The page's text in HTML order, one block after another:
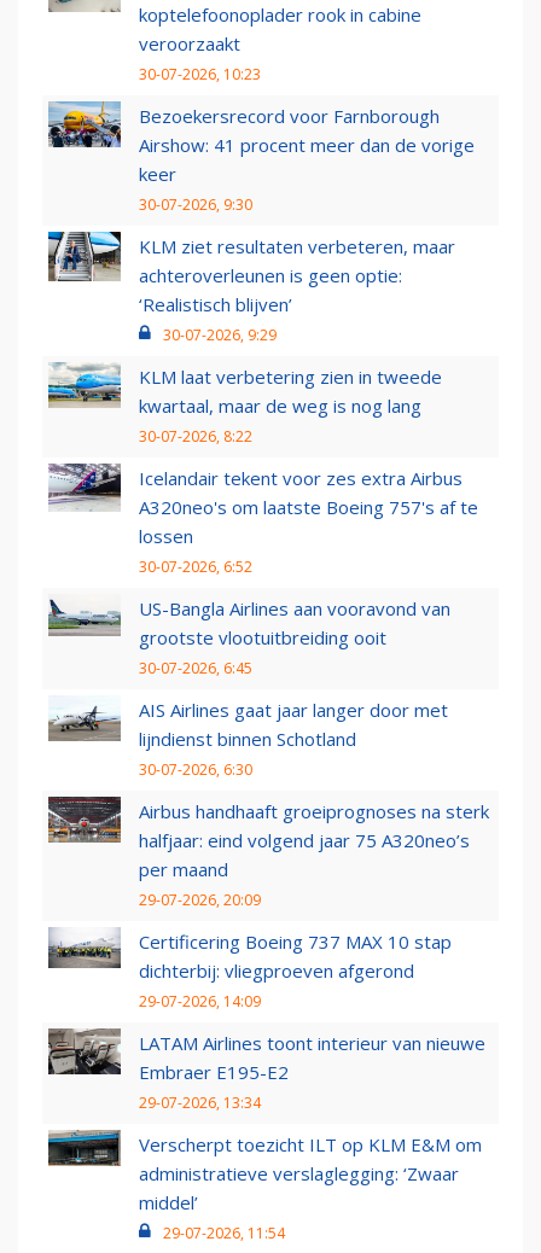
koptelefoonoplader rook in cabine
veroorzaakt
30-07-2026, 10:23
Bezoekersrecord voor Farnborough
Airshow: 41 procent meer dan de vorige
keer
30-07-2026, 9:30
KLM ziet resultaten verbeteren, maar
achteroverleunen is geen optie:
‘Realistisch blijven’
30-07-2026, 9:29
KLM laat verbetering zien in tweede
kwartaal, maar de weg is nog lang
30-07-2026, 8:22
Icelandair tekent voor zes extra Airbus
A320neo's om laatste Boeing 757's af te
lossen
30-07-2026, 6:52
US-Bangla Airlines aan vooravond van
grootste vlootuitbreiding ooit
30-07-2026, 6:45
AIS Airlines gaat jaar langer door met
lijndienst binnen Schotland
30-07-2026, 6:30
Airbus handhaaft groeiprognoses na sterk
halfjaar: eind volgend jaar 75 A320neo’s
per maand
29-07-2026, 20:09
Certificering Boeing 737 MAX 10 stap
dichterbij: vliegproeven afgerond
29-07-2026, 14:09
LATAM Airlines toont interieur van nieuwe
Embraer E195-E2
29-07-2026, 13:34
Verscherpt toezicht ILT op KLM E&M om
administratieve verslaglegging: ‘Zwaar
middel’
29-07-2026, 11:54